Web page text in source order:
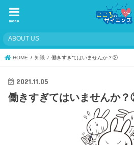
menu
ABOUT US
HOME 知識 働きすぎてはいませんか？②
2021.11.05
働きすぎてはいませんか